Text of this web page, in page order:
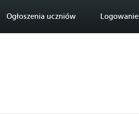
Ogłoszenia uczniów Logowanie